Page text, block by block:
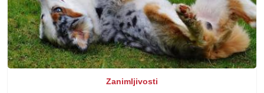
Zanimljivosti